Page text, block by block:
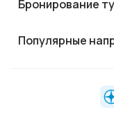
Бронирование
Популярные